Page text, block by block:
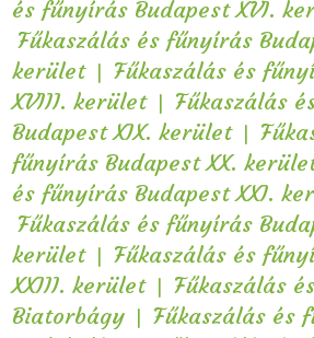
és fűnyírás Budapest XVI.
Fűkaszálás és fűnyírás
kerület | Fűkaszálás és
XVIII. kerület | Fűkaszálás
Budapest XIX. kerület |
fűnyírás Budapest XX.
és fűnyírás Budapest XXI.
Fűkaszálás és fűnyírás
kerület | Fűkaszálás és
XXIII. kerület | Fűkaszálás
Biatorbágy | Fűkaszálás és